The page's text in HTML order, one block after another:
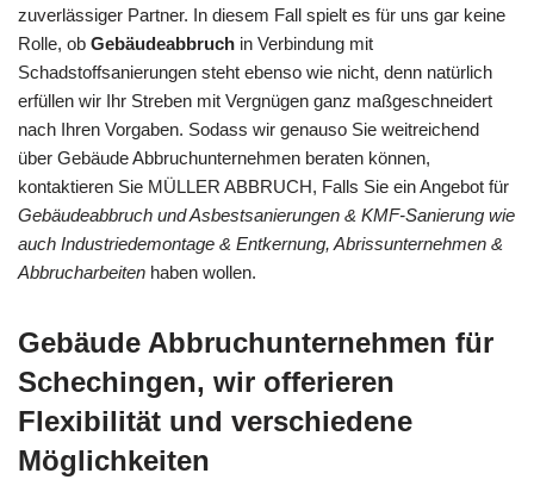
zuverlässiger Partner. In diesem Fall spielt es für uns gar keine
Rolle, ob Gebäudeabbruch in Verbindung mit
Schadstoffsanierungen steht ebenso wie nicht, denn natürlich
erfüllen wir Ihr Streben mit Vergnügen ganz maßgeschneidert
nach Ihren Vorgaben. Sodass wir genauso Sie weitreichend
über Gebäude Abbruchunternehmen beraten können,
kontaktieren Sie MÜLLER ABBRUCH, Falls Sie ein Angebot für
Gebäudeabbruch und Asbestsanierungen & KMF-Sanierung wie
auch Industriedemontage & Entkernung, Abrissunternehmen &
Abbrucharbeiten haben wollen.
Gebäude Abbruchunternehmen für
Schechingen, wir offerieren
Flexibilität und verschiedene
Möglichkeiten